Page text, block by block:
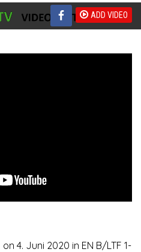
ADD VIDEO
on 4. Juni 2020 in EN B/LTF 1-